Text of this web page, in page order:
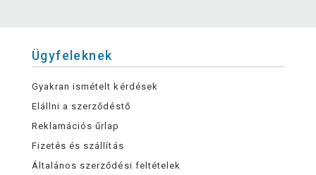
Ügyfeleknek
Gyakran ismételt kérdések
Elállni a szerződéstő
Reklamációs űrlap
Fizetés és szállítás
Általános szerződési feltételek